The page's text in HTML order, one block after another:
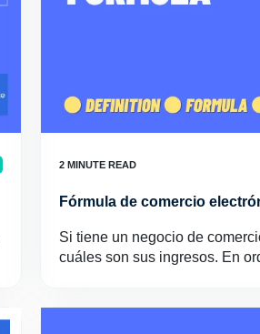
Fórmula de comercio
Si tiene un negocio de
cuáles son sus ingresos. En